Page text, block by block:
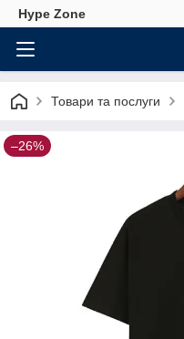
Hype Zone
Товари та послуги
–26%